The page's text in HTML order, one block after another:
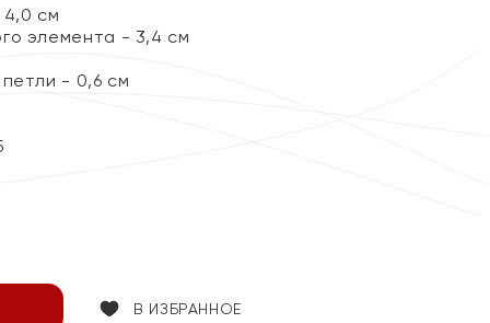
см
элемента - 3,4 см
- 0,6 см
В ИЗБРАННОЕ